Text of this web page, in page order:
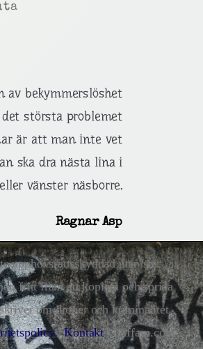
av bekymmerslöshet
största problemet
är att man inte vet
ska dra nästa lina i
vänster näsborre.
Ragnar Asp
upphovsrättsskyddad utan står
fritt fram att kopiera och sprida
om droger och kriminalitet
|Kontakt| Luffarn.com